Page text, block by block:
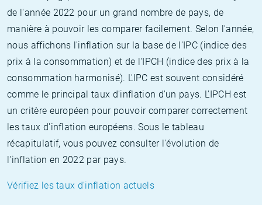
de l'année 2022 pour un grand nombre de pays, de
manière à pouvoir les comparer facilement. Selon l'année,
nous affichons l'inflation sur la base de l'IPC (indice des
prix à la consommation) et de l'IPCH (indice des prix à la
consommation harmonisé). L'IPC est souvent considéré
comme le principal taux d'inflation d'un pays. L'IPCH est
un critère européen pour pouvoir comparer correctement
les taux d'inflation européens. Sous le tableau
récapitulatif, vous pouvez consulter l'évolution de
l'inflation en 2022 par pays.
Vérifiez les taux d'inflation actuels